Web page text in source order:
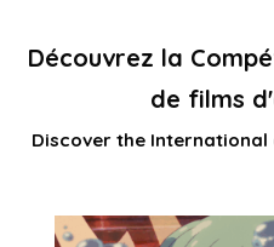
Découvrez la
de films
Discover the